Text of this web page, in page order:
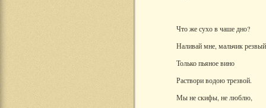
Что же сухо в чаше дно?
Наливай мне, мальчик
Только пьяное вино
Раствори водою трезвой.
Мы не скифы, не люблю,